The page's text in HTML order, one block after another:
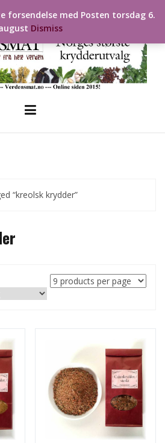
“kreolsk krydder”
forsendelse med Posten torsdag 6.
Dismiss